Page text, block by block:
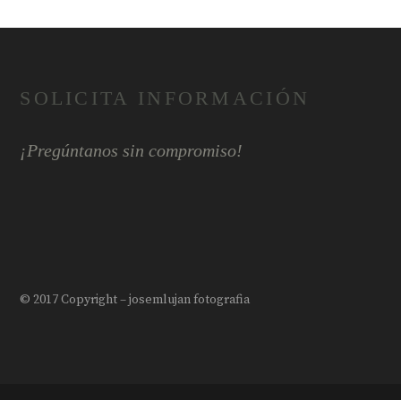
SOLICITA INFORMACIÓN
¡Pregúntanos sin compromiso!
© 2017 Copyright – josemlujan fotografia